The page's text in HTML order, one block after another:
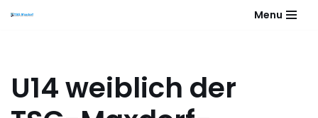
Menu
U14 weiblich der